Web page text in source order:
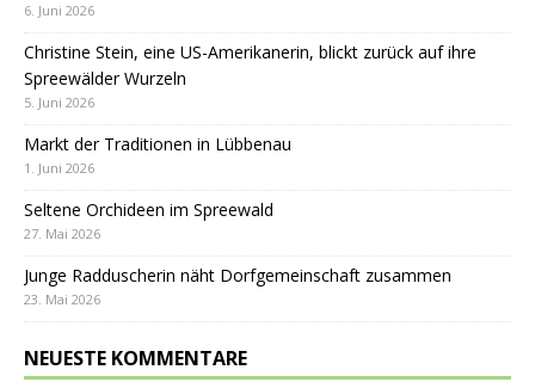
6. Juni 2026
Christine Stein, eine US-Amerikanerin, blickt zurück auf ihre
Spreewälder Wurzeln
5. Juni 2026
Markt der Traditionen in Lübbenau
1. Juni 2026
Seltene Orchideen im Spreewald
27. Mai 2026
Junge Radduscherin näht Dorfgemeinschaft zusammen
23. Mai 2026
NEUESTE KOMMENTARE